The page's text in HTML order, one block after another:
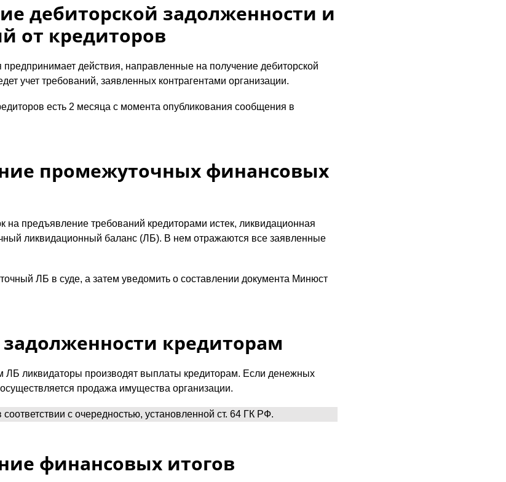
дебиторской задолженности и
от кредиторов
действия, направленные на получение дебиторской
учет требований, заявленных контрагентами организации.
есть 2 месяца с момента опубликования сообщения в
промежуточных финансовых
на предъявление требований кредиторами истек, ликвидационная
ликвидационный баланс (ЛБ). В нем отражаются все заявленные
ЛБ в суде, а затем уведомить о составлении документа Минюст
кредиторам
ЛБ ликвидаторы производят выплаты кредиторам. Если денежных
продажа имущества организации.
с очередностью, установленной ст. 64 ГК РФ.
финансовых итогов